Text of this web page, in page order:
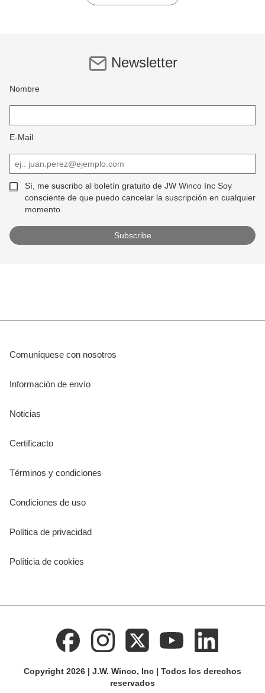
Newsletter
Nombre
E-Mail
Sí, me suscribo al boletín gratuito de JW Winco Inc Soy
consciente de que puedo cancelar la suscripción en cualquier
momento.
Comuníquese con nosotros
Información de envío
Noticias
Certificacto
Términos y condiciones
Condiciones de uso
Política de privacidad
Políticia de cookies
Copyright 2026 | J.W. Winco, Inc | Todos los derechos
reservados